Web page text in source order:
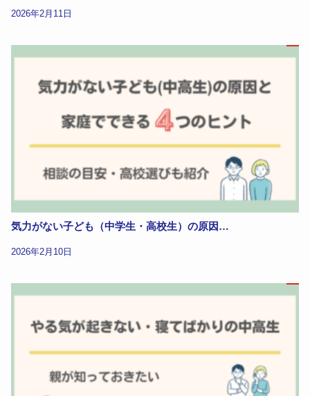
2026年2月11日
気力がない子ども（中学生・高校生）の原因…
2026年2月10日